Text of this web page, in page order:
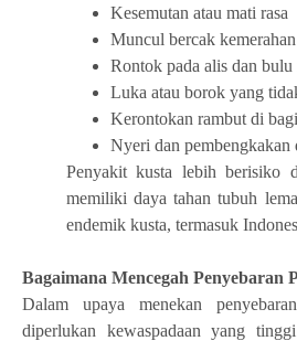
Kesemutan atau mati rasa
Muncul bercak
Rontok pada alis dan bulu
Luka atau borok yang
Kerontokan rambut di
Nyeri dan pembengkakan
Penyakit kusta lebih berisiko
memiliki daya tahan tubuh
endemik kusta, termasuk
Bagaimana Mencegah Penyebaran
Dalam upaya menekan
diperlukan kewaspadaan yang